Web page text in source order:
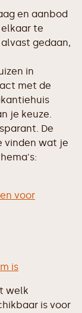
en aanbod
te
gedaan,
in
met de
je keuze.
De
vinden wat je
voor
is
welk
is voor